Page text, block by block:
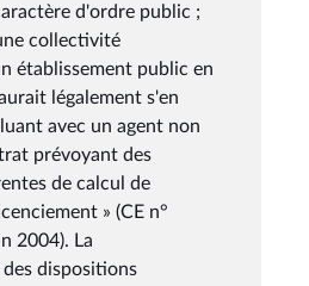
d'ordre public ;
collectivité
établissement public en
légalement s'en
avec un agent non
prévoyant des
de calcul de
» (CE n°
2004). La
dispositions